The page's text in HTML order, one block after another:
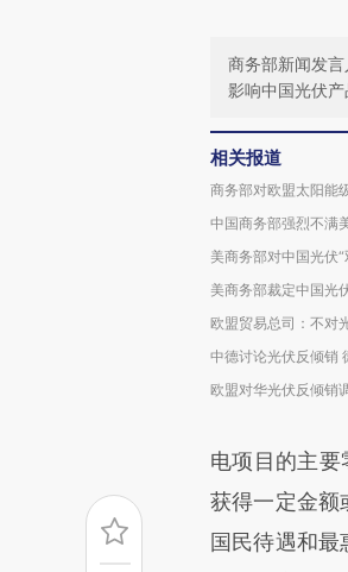
商务部新闻发
影响中国光伏产
相关报道
商务部对欧盟太阳能
中国商务部强烈不满
美商务部对中国光伏“
美商务部裁定中国光
欧盟贸易总司：不对
中德讨论光伏反倾销
欧盟对华光伏反倾销
电项目的主
获得一定金额
国民待遇和